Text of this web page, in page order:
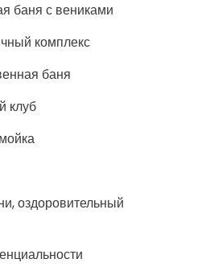
баня с вениками
комплекс
баня
клуб
оздоровительный